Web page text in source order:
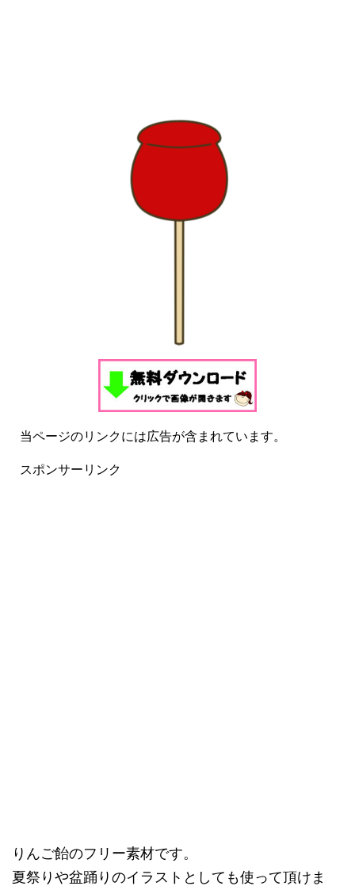
当ページのリンクには広告が含まれています。
スポンサーリンク
りんご飴のフリー素材です。
夏祭りや盆踊りのイラストとしても使って頂けま